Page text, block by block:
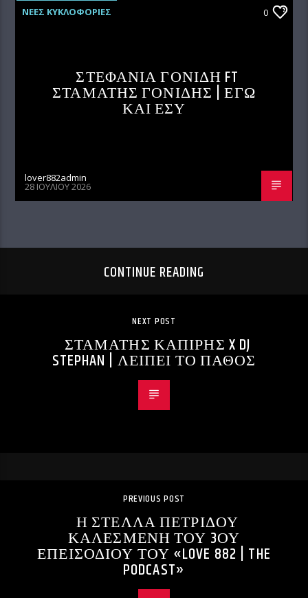
ΝΕΕΣ ΚΥΚΛΟΦΟΡΙΕΣ 0
ΣΤΕΦΑΝΙΑ ΓΟΝΙΔΗ FT
ΣΤΑΜΑΤΗΣ ΓΟΝΙΔΗΣ | ΕΓΩ
ΚΑΙ ΕΣΥ
lover882admin
28 ΙΟΥΛΊΟΥ 2026
CONTINUE READING
NEXT POST
ΣΤΑΜΑΤΗΣ ΚΑΠΙΡΗΣ X DJ
STEPHAN | ΛΕΙΠΕΙ ΤΟ ΠΑΘΟΣ
PREVIOUS POST
Η ΣΤΕΛΛΑ ΠΕΤΡΙΔΟΥ
ΚΑΛΕΣΜΕΝΗ ΤΟΥ 3ΟΥ
ΕΠΕΙΣΟΔΙΟΥ ΤΟΥ «LOVE 882 | THE
PODCAST»